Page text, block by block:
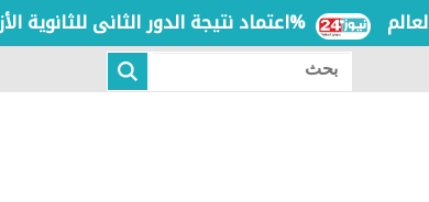
اعتماد نتيجة الدور الثانى للثانوية الأزهرية لمعاهد فلسطين بنسبة نجاح 97.7%
بحث